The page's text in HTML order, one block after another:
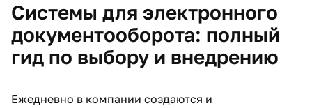
Системы для электронного
документооборота: полный
гид по выбору и внедрению
Ежедневно в компании создаются и